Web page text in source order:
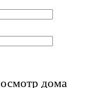
дома